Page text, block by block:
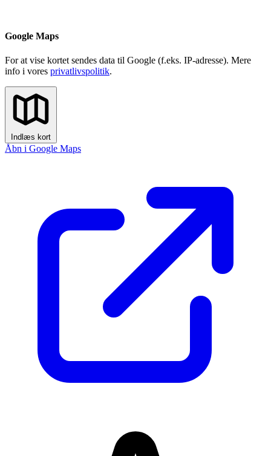
Google Maps
For at vise kortet sendes data til Google (f.eks. IP-adresse). Mere
info i vores privatlivspolitik.
Indlæs kort
Åbn i Google Maps